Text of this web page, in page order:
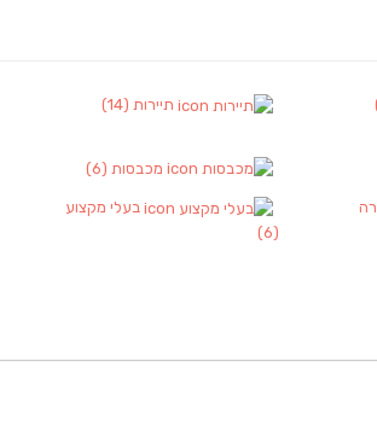
תיירות (14)
מכבסות (6)
בעלי מקצוע
(6)